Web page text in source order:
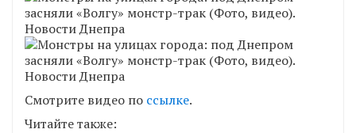
Смотрите видео по ссылке.
Читайте также: